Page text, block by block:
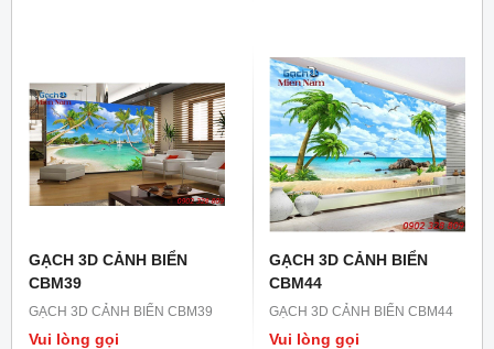
GẠCH 3D CẢNH BIỂN
CBM39
GẠCH 3D CẢNH BIỂN CBM39
Vui lòng gọi
GẠCH 3D CẢNH BIỂN
CBM44
GẠCH 3D CẢNH BIỂN CBM44
Vui lòng gọi